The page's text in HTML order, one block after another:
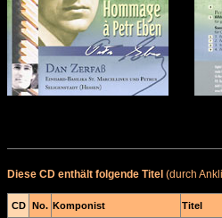
Diese CD enthält folgende Titel (durch
CD No. Komponist Titel